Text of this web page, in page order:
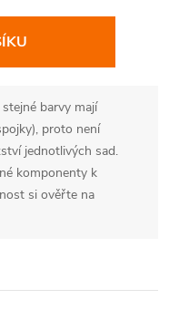
barvy mají
proto není
jednotlivých sad.
komponenty k
si ověřte na